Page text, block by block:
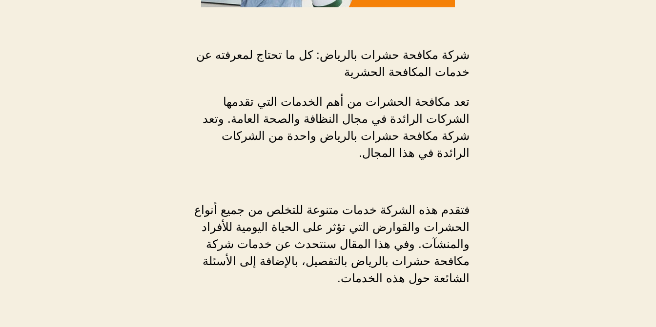
شركة مكافحة حشرات بالرياض: كل ما تحتاج لمعرفته عن
خدمات المكافحة الحشرية
تعد مكافحة الحشرات من أهم الخدمات التي تقدمها
الشركات الرائدة في مجال النظافة والصحة العامة. وتعد
شركة مكافحة حشرات بالرياض واحدة من الشركات
الرائدة في هذا المجال.
فتقدم هذه الشركة خدمات متنوعة للتخلص من جميع أنواع
الحشرات والقوارض التي تؤثر على الحياة اليومية للأفراد
والمنشآت. وفي هذا المقال سنتحدث عن خدمات شركة
مكافحة حشرات بالرياض بالتفصيل، بالإضافة إلى الأسئلة
الشائعة حول هذه الخدمات.